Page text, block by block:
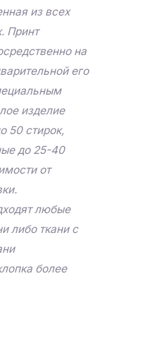
из всех
Принт
на
его
изделие
50 стирок,
до 25-40
от
любые
либо ткани с
более